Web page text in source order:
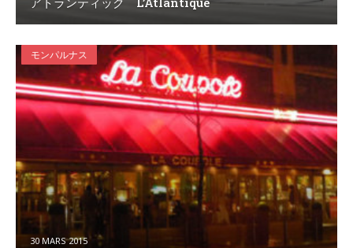
モンパルナス
30 MARS 2015